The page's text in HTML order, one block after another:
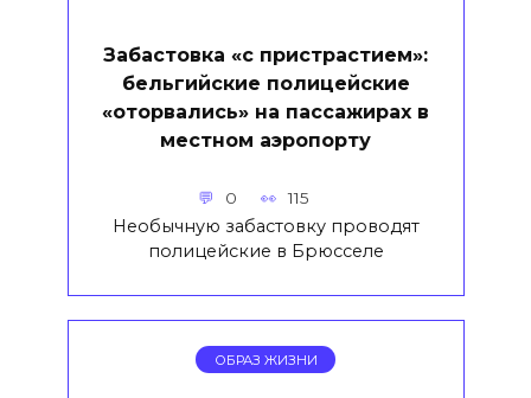
Забастовка «с пристрастием»:
бельгийские полицейские
«оторвались» на пассажирах в
местном аэропорту
0 115
Необычную забастовку проводят
полицейские в Брюсселе
ОБРАЗ ЖИЗНИ